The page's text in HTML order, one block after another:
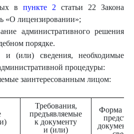
в пункте 2 статьи 22 Закона
«О лицензировании»;
административного решения
порядке.
и (или) сведения, необходимые
процедуры:
заинтересованным лицом:
Требования,
предъявляемые
к документу
и (или)
Форма и